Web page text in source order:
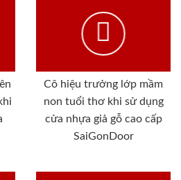
Cô hiệu trưởng lớp mầm
non tuổi thơ khi sử dụng
cửa nhựa giả gỗ cao cấp
SaiGonDoor